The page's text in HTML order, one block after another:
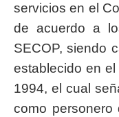
servicios en el
de acuerdo a
SECOP, siendo
establecido en
1994, el cual
como personero